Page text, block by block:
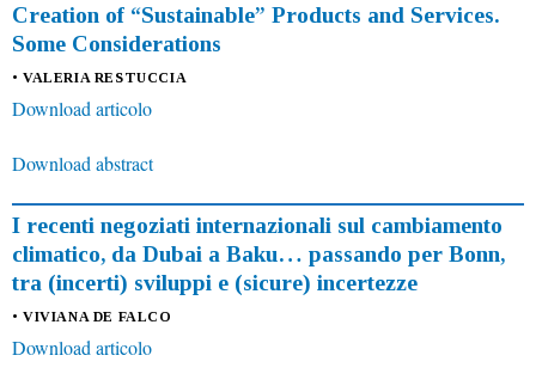
Creation of “Sustainable” Products and Services.
Some Considerations
• VALERIA RESTUCCIA
Download articolo
Download abstract
I recenti negoziati internazionali sul cambiamento
climatico, da Dubai a Baku… passando per Bonn,
tra (incerti) sviluppi e (sicure) incertezze
• VIVIANA DE FALCO
Download articolo